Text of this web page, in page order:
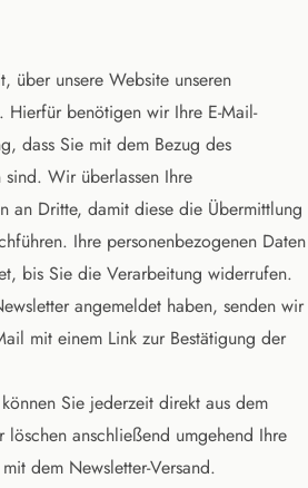
über unsere Website unseren
Hierfür benötigen wir Ihre E-Mail-
dass Sie mit dem Bezug des
sind. Wir überlassen Ihre
an Dritte, damit diese die Übermittlung
Ihre personenbezogenen Daten
bis Sie die Verarbeitung widerrufen.
angemeldet haben, senden wir
mit einem Link zur Bestätigung der
Sie jederzeit direkt aus dem
anschließend umgehend Ihre
dem Newsletter-Versand.